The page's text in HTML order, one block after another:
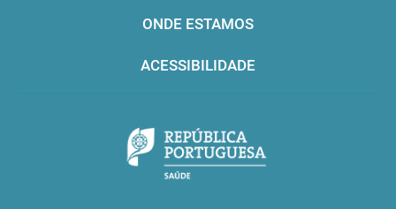
ONDE ESTAMOS
ACESSIBILIDADE